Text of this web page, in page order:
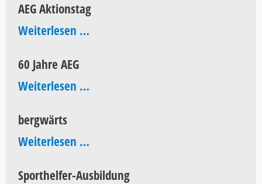
AEG Aktionstag
Weiterlesen …AEG
60 Jahre AEG
Weiterlesen …60
bergwärts
Weiterlesen …bergwärts
Sporthelfer-Ausbildung